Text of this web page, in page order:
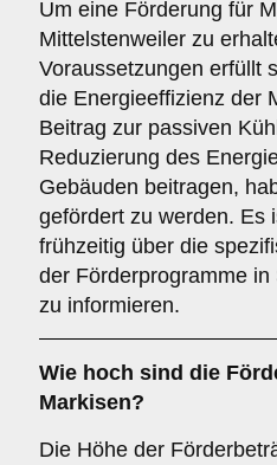
Um eine Förderung für
Mittelstenweiler zu
Voraussetzungen erfüllt
die Energieeffizienz der
Beitrag zur passiven
Reduzierung des
Gebäuden beitragen,
gefördert zu werden. Es
frühzeitig über die
der Förderprogramme
zu informieren.
Wie hoch sind die
Markisen?
Die Höhe der